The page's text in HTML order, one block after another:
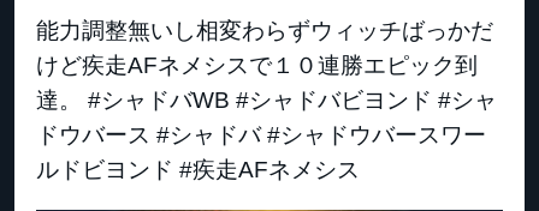
能力調整無いし相変わらずウィッチばっかだ
けど疾走AFネメシスで１０連勝エピック到
達。 #シャドバWB #シャドバビヨンド #シャ
ドウバース #シャドバ #シャドウバースワー
ルドビヨンド #疾走AFネメシス